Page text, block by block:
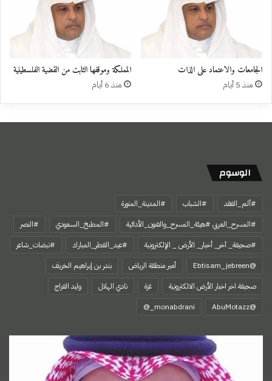
الجامعات والاعتماد على الذات
منذ 5 أيام
المملكة وموقفها الثابت من القضية الفلسطينية
منذ 6 أيام
الوسوم
#ألم_الفقد #الشباب
#المدينة_المنورة
#المسرح_العربي #هيئة_المسرح_والفنون_الأدائية
#المطبخ_السعودي
#النصر
#صحيفة_ آخر_ أخبار_ الأرض _ الإلكترونية
#عيد_الفطر_المبارك
#نبضات_شاعر
@Ebtisam_jebreen
أمير منطقة الرياض
بندر بن إبراهيم الخريف
صحيفة اخر اخبار الأرض الالكترونية
غزة نادي الهلال
وليد الفراج
‏@AbuMotazz